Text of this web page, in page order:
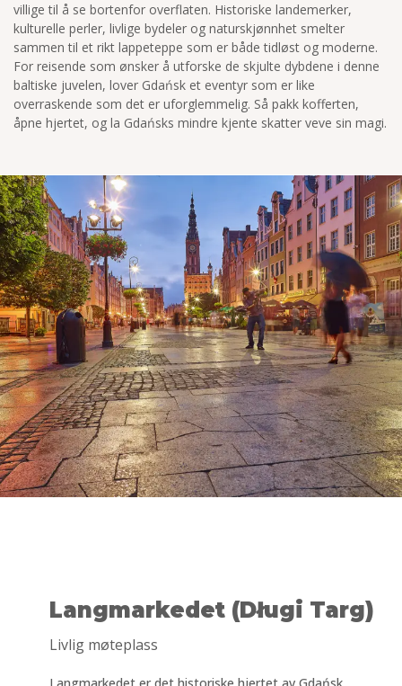
villige til å se bortenfor overflaten. Historiske landemerker,
kulturelle perler, livlige bydeler og naturskjønnhet smelter
sammen til et rikt lappeteppe som er både tidløst og moderne.
For reisende som ønsker å utforske de skjulte dybdene i denne
baltiske juvelen, lover Gdańsk et eventyr som er like
overraskende som det er uforglemmelig. Så pakk kofferten,
åpne hjertet, og la Gdańsks mindre kjente skatter veve sin magi.
Langmarkedet (Długi Targ)
Livlig møteplass